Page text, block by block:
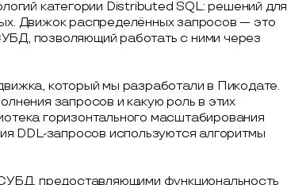
категории Distributed SQL: решений для
Движок распределённых запросов — это
позволяющий работать с ними через
который мы разработали в Пикодате.
запросов и какую роль в этих
горизонтального масштабирования
DDL-запросов используются алгоритмы
предоставляющими функциональность